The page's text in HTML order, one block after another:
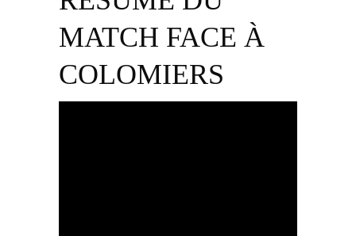
MATCH FACE À
COLOMIERS